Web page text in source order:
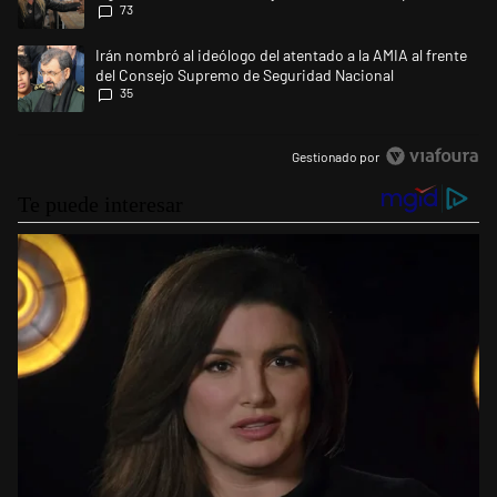
73
Un artículo de tendencia con el título "Irán nombró al ideólogo del
Irán nombró al ideólogo del atentado a la AMIA al frente
del Consejo Supremo de Seguridad Nacional
35
Gestionado por